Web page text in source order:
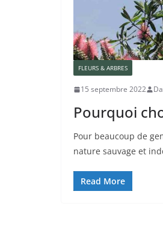
FLEURS & ARBRES
15 septembre 2022
Pourquoi
Pour beaucoup de
nature sauvage et
Read More